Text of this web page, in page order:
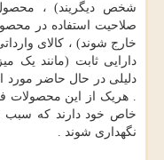
شخص دیگریند) ،
صلاحیت استفاده در
خارج شوند) ، کالای
دارایی ثابت (مانند یک
دلیلی در حال حاضر مورد
. هریک از این محصولات
خاص خود دارند که
نگهداری شوند .